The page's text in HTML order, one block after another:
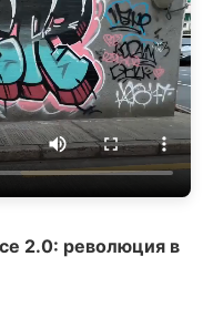
2.0: революция в